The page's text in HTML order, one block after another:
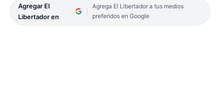
Agregar El
Libertador en
Agrega El Libertador a tus medios
preferidos en Google